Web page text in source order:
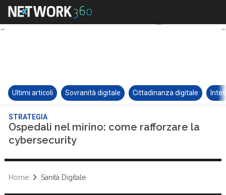
Ultimi articoli Sovranità digitale Cittadinanza digitale
STRATEGIA
Ospedali nel mirino: come rafforzare la
cybersecurity
Home Sanità Digitale